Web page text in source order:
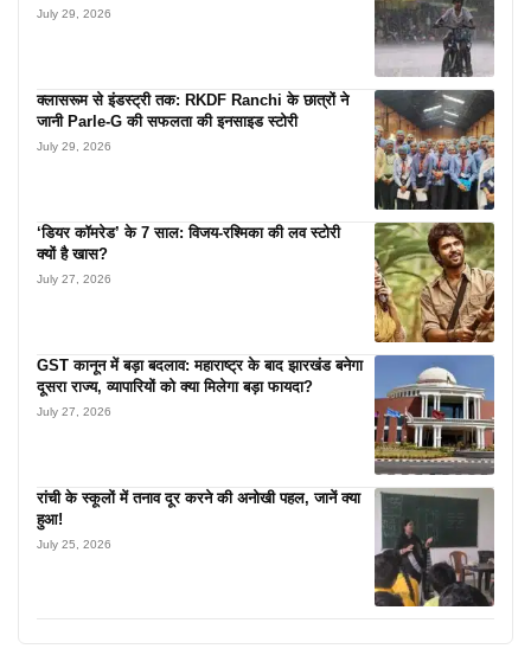
July 29, 2026
क्लासरूम से इंडस्ट्री तक: RKDF Ranchi के छात्रों ने
जानी Parle-G की सफलता की इनसाइड स्टोरी
July 29, 2026
‘डियर कॉमरेड’ के 7 साल: विजय-रश्मिका की लव स्टोरी
क्यों है खास?
July 27, 2026
GST कानून में बड़ा बदलाव: महाराष्ट्र के बाद झारखंड बनेगा
दूसरा राज्य, व्यापारियों को क्या मिलेगा बड़ा फायदा?
July 27, 2026
रांची के स्कूलों में तनाव दूर करने की अनोखी पहल, जानें क्या
हुआ!
July 25, 2026